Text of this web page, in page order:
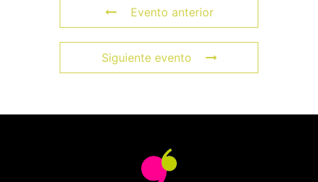
Evento anterior
Siguiente evento